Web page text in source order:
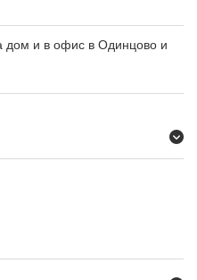
дом и в офис в Одинцово и